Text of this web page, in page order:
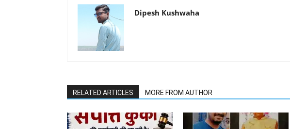
Dipesh Kushwaha
RELATED ARTICLES MORE FROM AUTHOR